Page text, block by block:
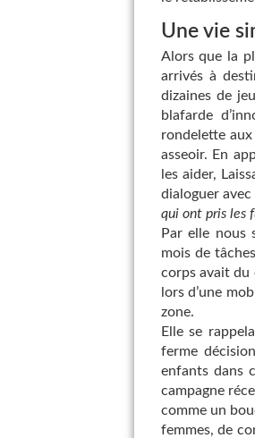
Une vie
Alors que la
arrivés à
dizaines de
blafarde
rondelette
asseoir. En
les aider,
dialoguer
qui ont pris les
Par elle nous
mois de
corps avait du
lors d’une
zone.
Elle se
ferme
enfants dans
campagne
comme un
femmes, de